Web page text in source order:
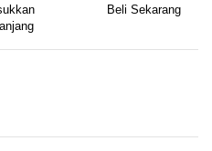
Beli Sekarang